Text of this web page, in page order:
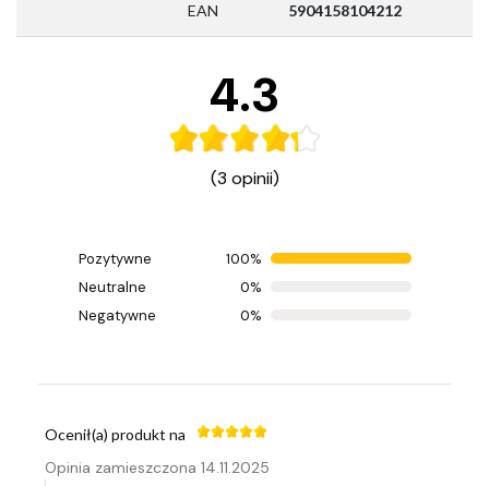
EAN 5904158104212
4.3
(3 opinii)
Pozytywne
100%
Neutralne
0%
Negatywne
0%
Ocenił(a) produkt na
Ocenił(a) produkt na
Opinia zamieszczona 14.11.2025